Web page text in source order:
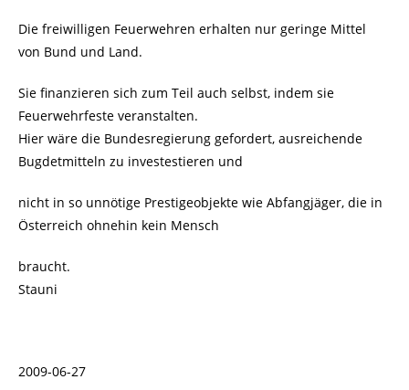
Die freiwilligen Feuerwehren erhalten nur geringe Mittel
von Bund und Land.
Sie finanzieren sich zum Teil auch selbst, indem sie
Feuerwehrfeste veranstalten.
Hier wäre die Bundesregierung gefordert, ausreichende
Bugdetmitteln zu investestieren und
nicht in so unnötige Prestigeobjekte wie Abfangjäger, die in
Österreich ohnehin kein Mensch
braucht.
Stauni
2009-06-27